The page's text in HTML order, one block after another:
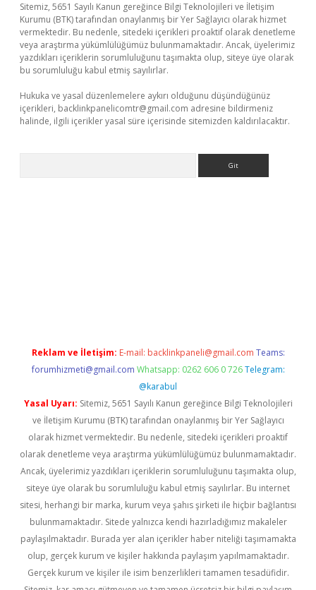
Sitemiz, 5651 Sayılı Kanun gereğince Bilgi Teknolojileri ve İletişim
Kurumu (BTK) tarafından onaylanmış bir Yer Sağlayıcı olarak hizmet
vermektedir. Bu nedenle, sitedeki içerikleri proaktif olarak denetleme
veya araştırma yükümlülüğümüz bulunmamaktadır. Ancak, üyelerimiz
yazdıkları içeriklerin sorumluluğunu taşımakta olup, siteye üye olarak
bu sorumluluğu kabul etmiş sayılırlar.
Hukuka ve yasal düzenlemelere aykırı olduğunu düşündüğünüz
içerikleri, backlinkpanelicomtr@gmail.com adresine bildirmeniz
halinde, ilgili içerikler yasal süre içerisinde sitemizden kaldırılacaktır.
Reklam ve İletişim: E-mail: backlinkpaneli@gmail.com Teams:
forumhizmeti@gmail.com Whatsapp: 0262 606 0 726 Telegram:
@karabul
Yasal Uyarı: Sitemiz, 5651 Sayılı Kanun gereğince Bilgi Teknolojileri
ve İletişim Kurumu (BTK) tarafından onaylanmış bir Yer Sağlayıcı
olarak hizmet vermektedir. Bu nedenle, sitedeki içerikleri proaktif
olarak denetleme veya araştırma yükümlülüğümüz bulunmamaktadır.
Ancak, üyelerimiz yazdıkları içeriklerin sorumluluğunu taşımakta olup,
siteye üye olarak bu sorumluluğu kabul etmiş sayılırlar. Bu internet
sitesi, herhangi bir marka, kurum veya şahıs şirketi ile hiçbir bağlantısı
bulunmamaktadır. Sitede yalnızca kendi hazırladığımız makaleler
paylaşılmaktadır. Burada yer alan içerikler haber niteliği taşımamakta
olup, gerçek kurum ve kişiler hakkında paylaşım yapılmamaktadır.
Gerçek kurum ve kişiler ile isim benzerlikleri tamamen tesadüfidir.